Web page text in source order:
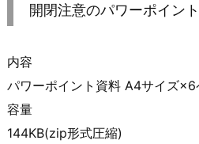
開閉注意のパワーポイン
内容
パワーポイント資料 A4サイズ
容量
144KB(zip形式圧縮)